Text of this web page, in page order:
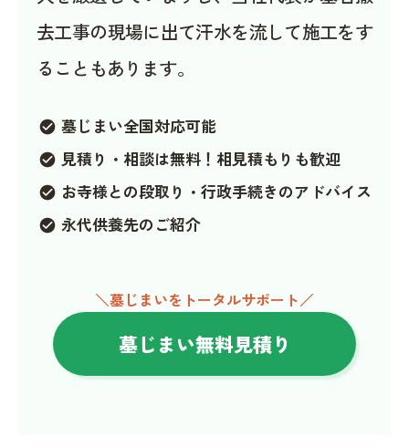
去工事の現場に出て汗水を流して施工をす
ることもあります。
check_circle 墓じまい全国対応可能
check_circle 見積り・相談は無料！相見積もりも歓迎
check_circle お寺様との段取り・行政手続きのアドバイス
check_circle 永代供養先のご紹介
＼墓じまいをトータルサポート／
墓じまい無料見積り